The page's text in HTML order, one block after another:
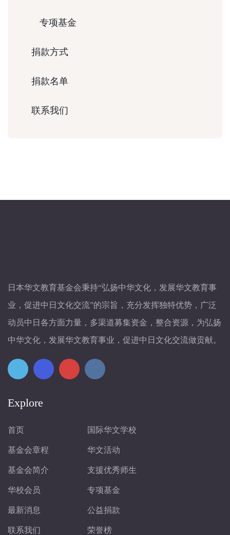
专项基金
捐款方式
捐款名单
联系我们
日本华文教育基金会秉持“弘扬中华文化，发展华文教育事
业，促进中日文化交流”的宗旨，充分发挥独特优势，广泛
动员中日各方面力量，多渠道募集资金，整合资源，为弘扬
中华文化，发展华文教育事业，促进中日文化交流做贡献。
Explore
首页
基金会章程
基金会简介
华校会员
最新消息
联系我们
国际华文学校
华文活动
支援优秀师生
专项基金
公益捐款
荣誉榜